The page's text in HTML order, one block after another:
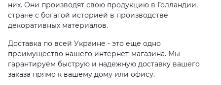
них. Они производят свою продукцию в Голландии,
стране с богатой историей в производстве
декоративных материалов.
Доставка по всей Украине - это еще одно
преимущество нашего интернет-магазина. Мы
гарантируем быструю и надежную доставку вашего
заказа прямо к вашему дому или офису.